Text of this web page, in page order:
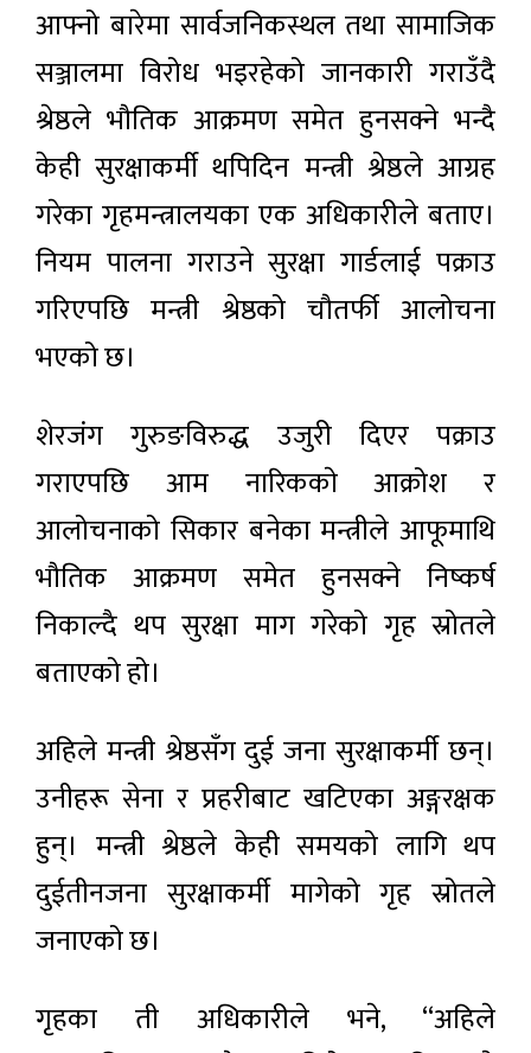
आफ्नो बारेमा सार्वजनिकस्थल तथा सामाजिक
सञ्जालमा विरोध भइरहेको जानकारी गराउँदै
श्रेष्ठले भौतिक आक्रमण समेत हुनसक्ने भन्दै
केही सुरक्षाकर्मी थपिदिन मन्त्री श्रेष्ठले आग्रह
गरेका गृहमन्त्रालयका एक अधिकारीले बताए।
नियम पालना गराउने सुरक्षा गार्डलाई पक्राउ
गरिएपछि मन्त्री श्रेष्ठको चौतर्फी आलोचना
भएको छ।
शेरजंग गुरुङविरुद्ध उजुरी दिएर पक्राउ
गराएपछि आम नारिककाे आक्रोश र
आलोचनाको सिकार बनेका मन्त्रीले आफूमाथि
भौतिक आक्रमण समेत हुनसक्ने निष्कर्ष
निकाल्दै थप सुरक्षा माग गरेको गृह स्रोतले
बताएको हो।
अहिले मन्त्री श्रेष्ठसँग दुई जना सुरक्षाकर्मी छन्।
उनीहरू सेना र प्रहरीबाट खटिएका अङ्गरक्षक
हुन्। मन्त्री श्रेष्ठले केही समयको लागि थप
दुईतीनजना सुरक्षाकर्मी मागेको गृह स्रोतले
जनाएको छ।
गृहका ती अधिकारीले भने, ‘‘अहिले